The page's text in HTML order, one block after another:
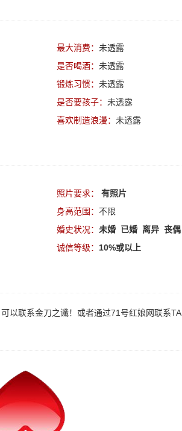
最大消费： 未透露
是否喝酒： 未透露
锻炼习惯： 未透露
是否要孩子： 未透露
喜欢制造浪漫： 未透露
照片要求：
有照片
身高范围： 不限
婚史状况： 未婚 已婚 离异 丧偶
诚信等级： 10%或以上
以联系金刀之谶！或者通过71号红娘网联系TA